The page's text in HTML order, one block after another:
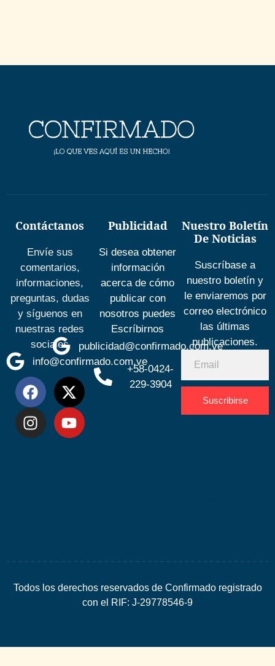
Contáctanos
Envíe sus
comentarios,
informaciones,
preguntas, dudas
y síguenos en
nuestras redes
sociales
info@confirmado.com.ve
Publicidad
Si desea obtener
información
acerca de cómo
publicar con
nosotros puedes
Escríbirnos
publicidad@confirmado.com.ve
+58-0424-
229-3904
Nuestro Boletín
De Noticias
Suscríbase a
nuestro boletín y
le enviaremos por
correo electrónico
las últimas
publicaciones.
Suscribirse
Todos los derechos reservados de Confirmado registrado
con el RIF: J-29778546-9